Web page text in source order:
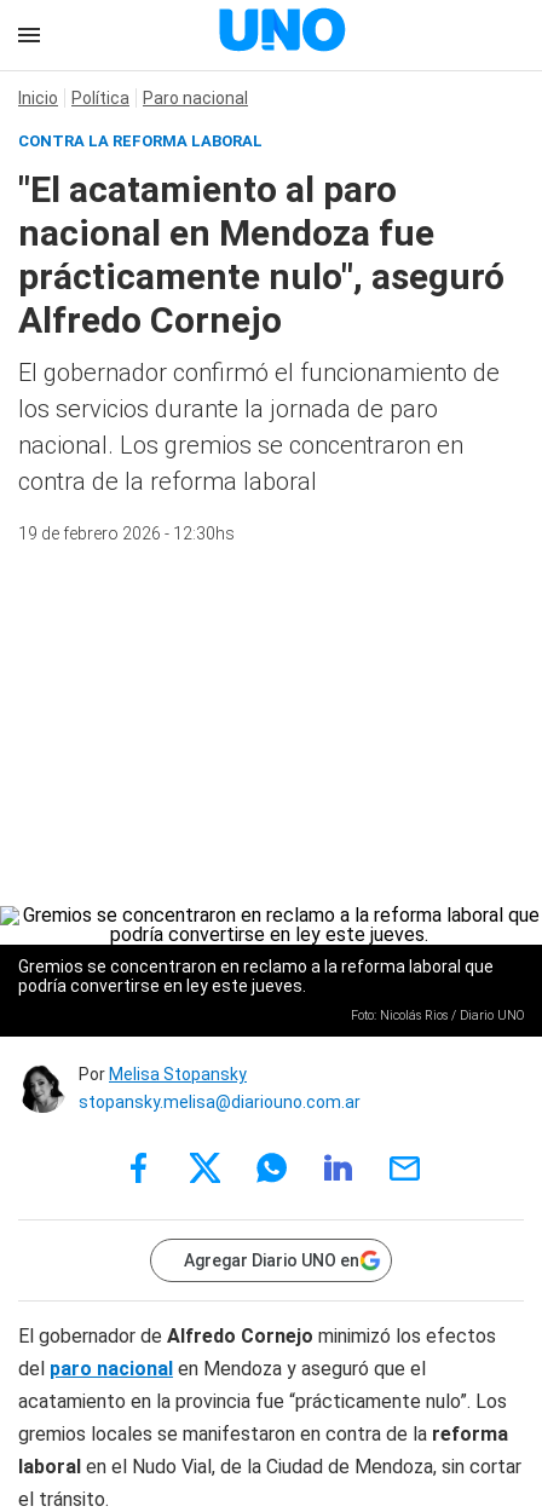
Inicio Política Paro nacional
CONTRA LA REFORMA LABORAL
"El acatamiento al paro
nacional en Mendoza fue
prácticamente nulo", aseguró
Alfredo Cornejo
El gobernador confirmó el funcionamiento de
los servicios durante la jornada de paro
nacional. Los gremios se concentraron en
contra de la reforma laboral
19 de febrero 2026 - 12:30hs
Gremios se concentraron en reclamo a la reforma laboral que
podría convertirse en ley este jueves.
Foto: Nicolás Rios / Diario UNO
Por Melisa Stopansky
stopansky.melisa@diariouno.com.ar
Agregar Diario UNO en
El gobernador de Alfredo Cornejo minimizó los efectos
del paro nacional en Mendoza y aseguró que el
acatamiento en la provincia fue “prácticamente nulo”. Los
gremios locales se manifestaron en contra de la reforma
laboral en el Nudo Vial, de la Ciudad de Mendoza, sin cortar
el tránsito.